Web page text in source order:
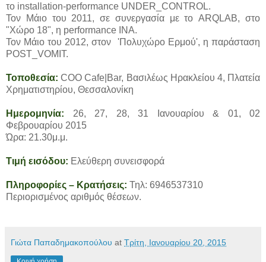
το installation-performance UNDER_CONTROL.
Toν Μάιο του 2011, σε συνεργασία με το ARQLAB, στο
"Χώρο 18", η performance ΙΝΑ.
Τον Μάιο του 2012, στον 'Πολυχώρο Ερμού', η παράσταση
POST_VOMIT.
Τοποθεσία: COO Cafe|Bar, Βασιλέως Ηρακλείου 4, Πλατεία
Χρηματιστηρίου, Θεσσαλονίκη
Ημερομηνία: 26, 27, 28, 31 Ιανουαρίου & 01, 02
Φεβρουαρίου 2015
Ώρα: 21.30μ.μ.
Τιμή εισόδου: Ελεύθερη συνεισφορά
Πληροφορίες – Κρατήσεις: Τηλ: 6946537310
Περιορισμένος αριθμός θέσεων.
Γιώτα Παπαδημακοπούλου at Τρίτη, Ιανουαρίου 20, 2015